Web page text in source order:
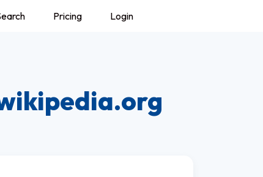
Pricing Login